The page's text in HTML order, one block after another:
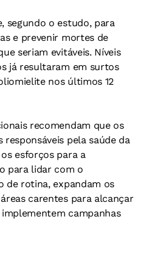
segundo o estudo, para
e prevenir mortes de
seriam evitáveis. Níveis
já resultaram em surtos
nos últimos 12
recomendam que os
responsáveis pela saúde da
esforços para a
para lidar com o
de rotina, expandam os
carentes para alcançar
campanhas